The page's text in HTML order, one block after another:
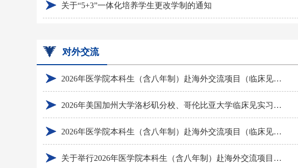
关于“5+3”一体化培养学生更改学制的通知
对外交流
2026年医学院本科生（含八年制）赴海外交流项目（临床见实习）拟推荐名单公示（第三轮）
2026年美国加州大学洛杉矶分校、哥伦比亚大学临床见实习交流项目补选通知（第三轮）（更新）
2026年医学院本科生（含八年制）赴海外交流项目（临床见实习）面试排名及拟推荐名单公示（第二轮）
关于举行2026年医学院本科生（含八年制）赴海外交流项目（临床见实习）面试选拔（第二轮）的通知